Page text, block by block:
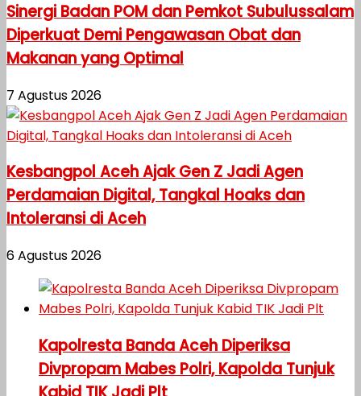
Sinergi Badan POM dan Pemkot Subulussalam
Diperkuat Demi Pengawasan Obat dan
Makanan yang Optimal
7 Agustus 2026
Kesbangpol Aceh Ajak Gen Z Jadi Agen
Perdamaian Digital, Tangkal Hoaks dan
Intoleransi di Aceh
6 Agustus 2026
Kapolresta Banda Aceh Diperiksa
Divpropam Mabes Polri, Kapolda Tunjuk